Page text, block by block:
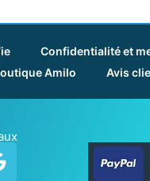
Confidentialité et
Amilo Avis